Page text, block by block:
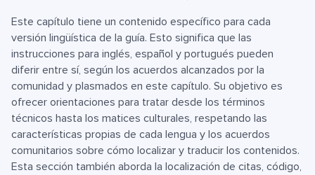
Este capítulo tiene un contenido específico para cada
versión lingüística de la guía. Esto significa que las
instrucciones para inglés, español y portugués pueden
diferir entre sí, según los acuerdos alcanzados por la
comunidad y plasmados en este capítulo. Su objetivo es
ofrecer orientaciones para tratar desde los términos
técnicos hasta los matices culturales, respetando las
características propias de cada lengua y los acuerdos
comunitarios sobre cómo localizar y traducir los contenidos.
Esta sección también aborda la localización de citas, código,